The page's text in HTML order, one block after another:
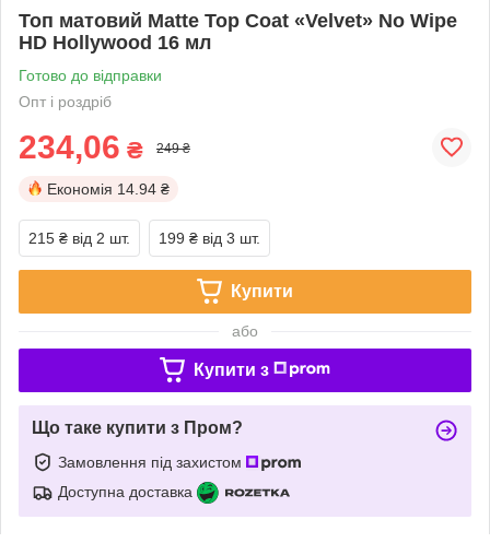
Топ матовий Matte Top Coat «Velvet» No Wipe
HD Hollywood 16 мл
Готово до відправки
Опт і роздріб
234,06 ₴ 249 ₴
Економія 14.94 ₴
215 ₴ від 2 шт. 199 ₴ від 3 шт.
Купити
або
Купити з
Що таке купити з Пром?
Замовлення під захистом
Доступна доставка